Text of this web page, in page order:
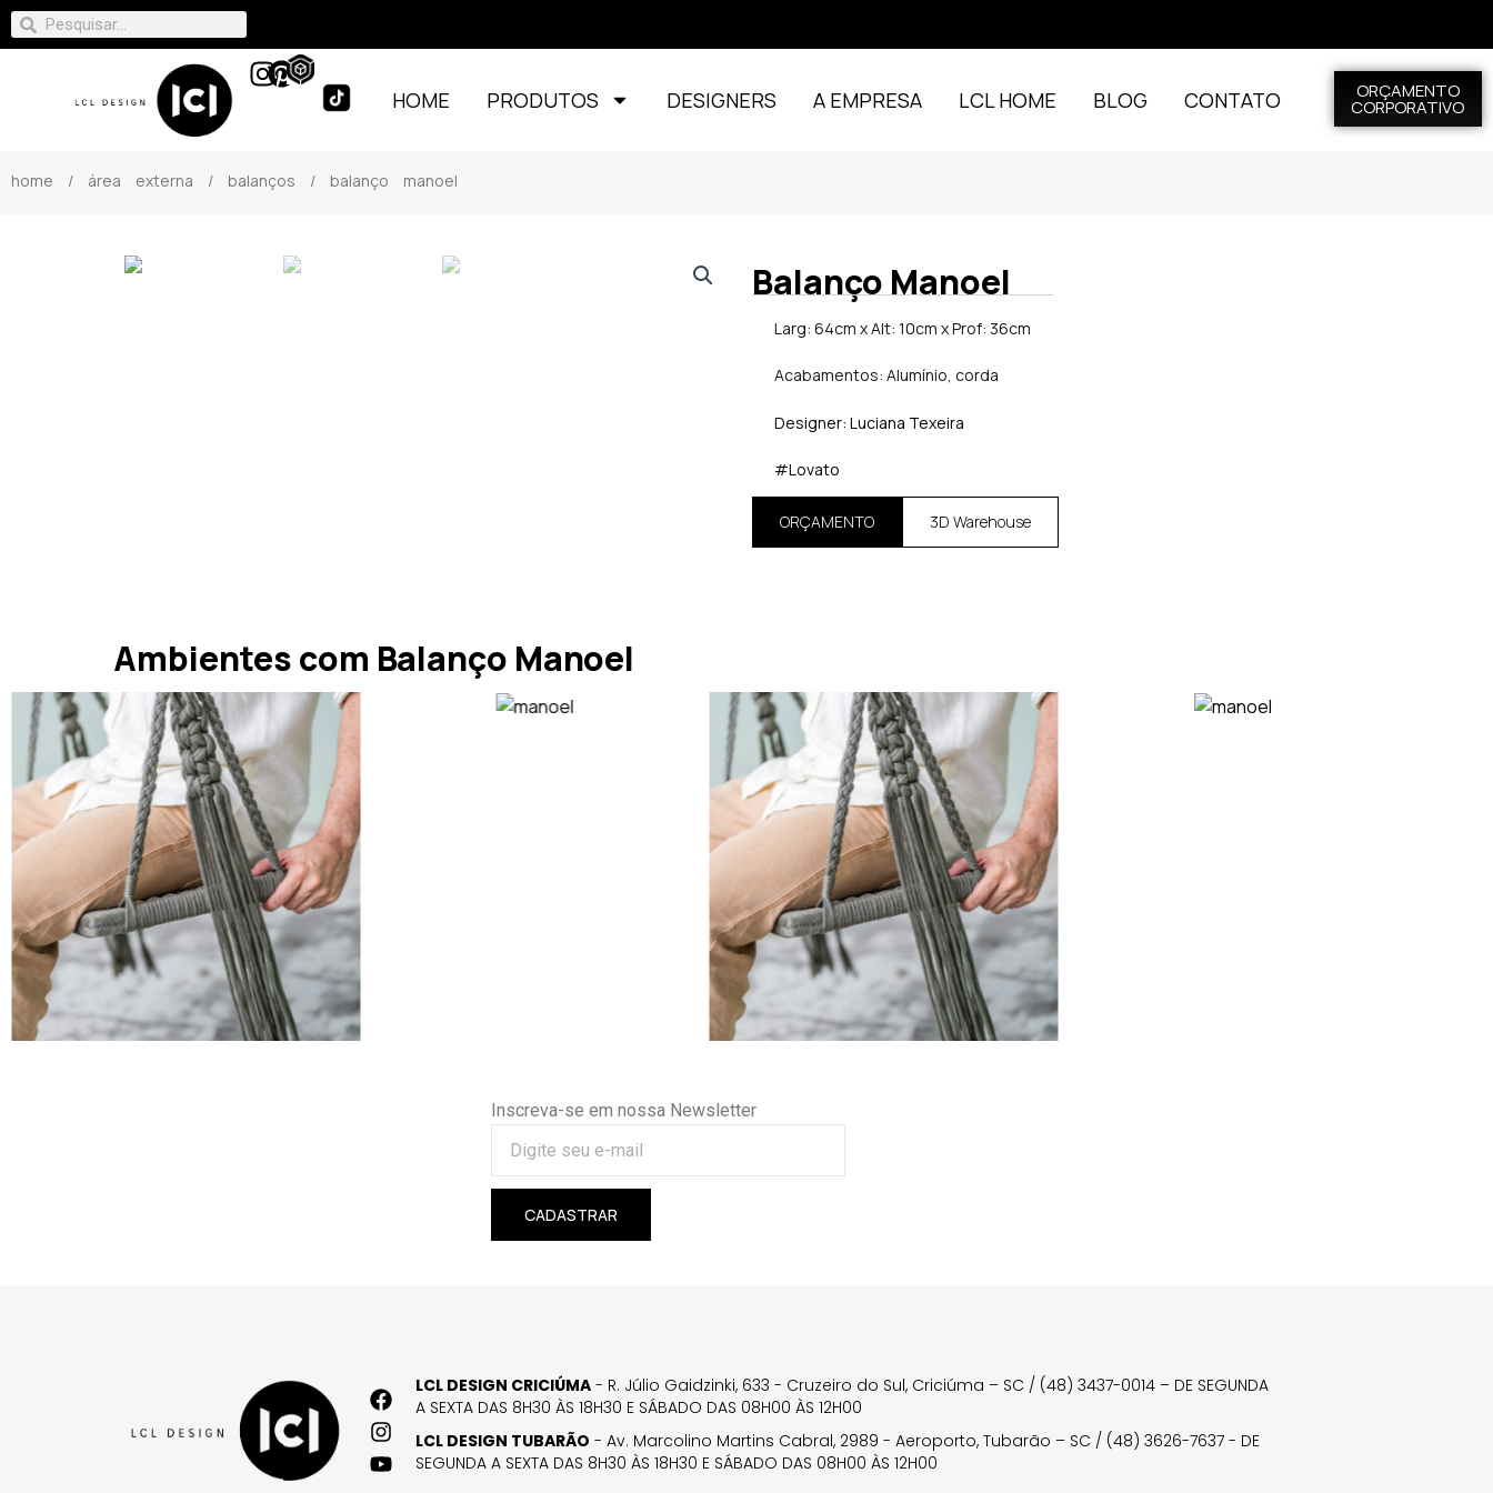
HOME PRODUTOS DESIGNERS A EMPRESA LCL HOME BLOG CONTATO ORÇAMENTO
CORPORATIVO
home / área externa / balanços / balanço manoel
Balanço Manoel
Larg: 64cm x Alt: 10cm x Prof: 36cm
Acabamentos: Alumínio, corda
Designer: Luciana Texeira
#Lovato
ORÇAMENTO 3D Warehouse
Ambientes com Balanço Manoel
Inscreva-se em nossa Newsletter
CADASTRAR
LCL DESIGN CRICIÚMA - R. Júlio Gaidzinki, 633 - Cruzeiro do Sul, Criciúma – SC / (48) 3437-0014 – DE SEGUNDA
A SEXTA DAS 8H30 ÀS 18H30 E SÁBADO DAS 08H00 ÀS 12H00
LCL DESIGN TUBARÃO - Av. Marcolino Martins Cabral, 2989 - Aeroporto, Tubarão – SC / (48) 3626-7637 - DE
SEGUNDA A SEXTA DAS 8H30 ÀS 18H30 E SÁBADO DAS 08H00 ÀS 12H00